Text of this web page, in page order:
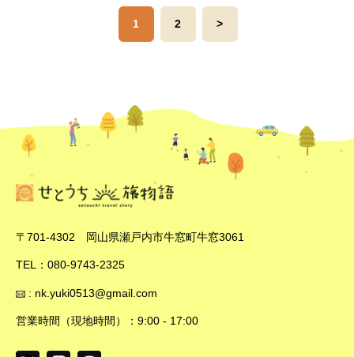
1 2 >
〒701-4302 岡山県瀬戸内市牛窓町牛窓3061
TEL：080-9743-2325
: nk.yuki0513@gmail.com
営業時間（現地時間）：9:00 - 17:00